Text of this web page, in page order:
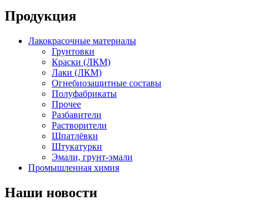
Продукция
Лакокрасочные материалы
Грунтовки
Краски (ЛКМ)
Лаки (ЛКМ)
Огнебиозащитные составы
Полуфабрикаты
Прочее
Разбавители
Растворители
Шпатлёвки
Штукатурки
Эмали, грунт-эмали
Промышленная химия
Наши новости